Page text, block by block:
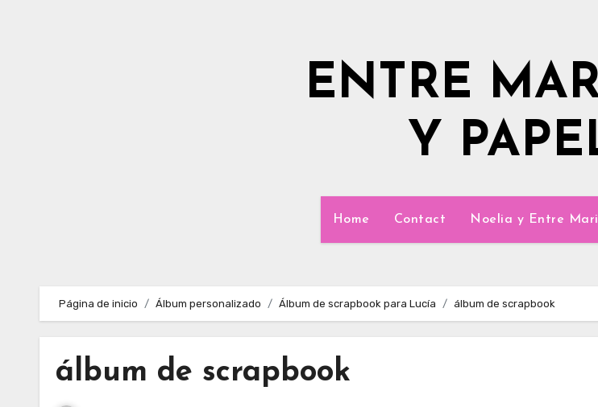
ENTRE
Y
Home Contact Noelia y Entre
Página de inicio Álbum personalizado Álbum de scrapbook para Lucía álbum de scrapbook
álbum de scrapbook